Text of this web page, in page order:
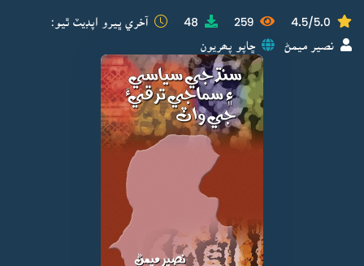
4.5/5.0
259
48 آخري ڀيرو اپڊيٽ ٿيو:
ڇاپو پھريون